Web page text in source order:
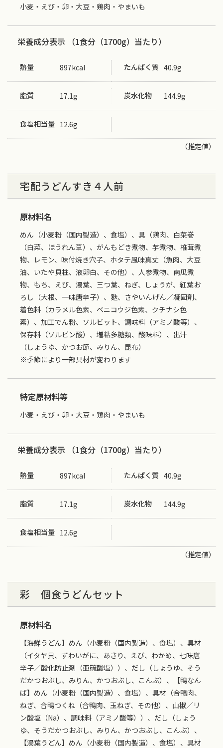
小麦・えび・卵・大豆・鶏肉・やまいも
栄養成分表示 （1食分（1700g）当たり）
熱量 897kcal たんぱく質 40.9g
脂質 17.1g 炭水化物 144.9g
食塩相当量 12.6g
（推定値）
宅配うどんすき４人前
原材料名
めん（小麦粉（国内製造）、食塩）、具（鶏肉、白菜巻
（白菜、ほうれん草）、がんもどき煮物、芋煮物、椎茸煮
物、レモン、味付焼き穴子、ホタテ風味真丈（魚肉、大豆
油、いたや貝柱、液卵白、その他）、人参煮物、南瓜煮
物、もち、えび、湯葉、三つ葉、ねぎ、しょうが、紅葉お
ろし（大根、一味唐辛子）、麩、さやいんげん／凝固剤、
着色料（カラメル色素、ベニコウジ色素、クチナシ色
素）、加工でん粉、ソルビット、調味料（アミノ酸等）、
保存料（ソルビン酸）、増粘多糖類、酸味料）、出汁
（しょうゆ、かつお節、みりん、昆布）
※季節により一部具材が変わります
特定原材料等
小麦・えび・卵・大豆・鶏肉・やまいも
栄養成分表示 （1食分（1700g）当たり）
熱量 897kcal たんぱく質 40.9g
脂質 17.1g 炭水化物 144.9g
食塩相当量 12.6g
（推定値）
彩 個食うどんセット
原材料名
【海鮮うどん】めん（小麦粉（国内製造）、食塩）、具材
（イタヤ貝、ずわいがに、あさり、えび、わかめ、七味唐
辛子／酸化防止剤（亜硫酸塩））、だし（しょうゆ、そう
だかつおぶし、みりん、かつおぶし、こんぶ）、【鴨なん
ば】めん（小麦粉（国内製造）、食塩）、具材（合鴨肉、
ねぎ、合鴨つくね（合鴨肉、玉ねぎ、その他）、山椒／リ
ン酸塩（Na）、調味料（アミノ酸等））、だし（しょう
ゆ、そうだかつおぶし、みりん、かつおぶし、こんぶ）、
【湯葉うどん】めん（小麦粉（国内製造）、食塩）、具材